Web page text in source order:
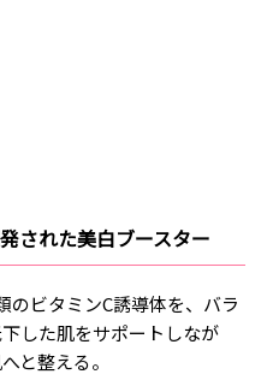
された美白ブースター
のビタミンC誘導体を、バラ
した肌をサポートしなが
と整える。